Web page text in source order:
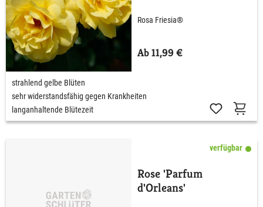
Rosa Friesia®
Ab 11,99 €
strahlend gelbe Blüten
sehr widerstandsfähig gegen Krankheiten
langanhaltende Blütezeit
verfügbar
Rose 'Parfum
d'Orleans'